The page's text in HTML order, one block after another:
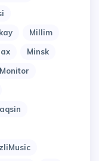
Millim
Minsk
Monitor